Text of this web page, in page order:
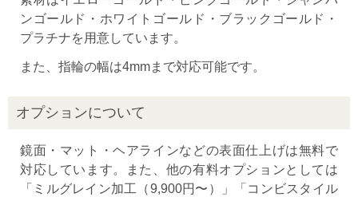
ンゴールド・ホワイトゴールド・ブラックゴールド・
プラチナを用意しています。
また、指輪の幅は4mmまで対応可能です。
オプションについて
鏡面・マット・ヘアラインなどの表面仕上げは無料で
対応しています。また、他の有料オプションとしては
「ミルグレイン加工（9,900円〜）」「コンビスタイル